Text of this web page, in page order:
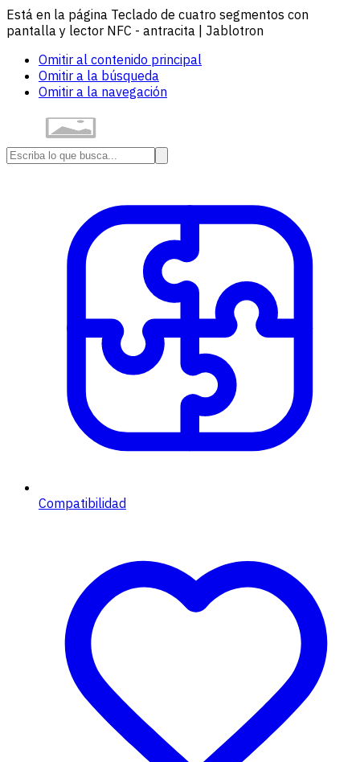
Está en la página Teclado de cuatro segmentos con
pantalla y lector NFC - antracita | Jablotron
Omitir al contenido principal
Omitir a la búsqueda
Omitir a la navegación
Compatibilidad